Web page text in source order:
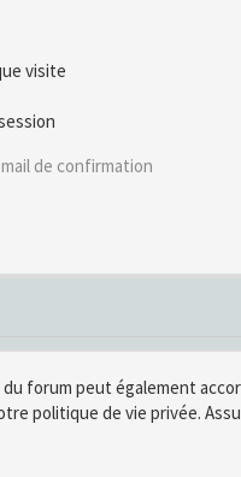
visite
de confirmation
forum peut également
politique de vie privée.